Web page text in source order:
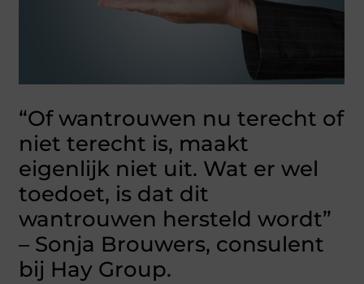
“Of wantrouwen nu terecht of
niet terecht is, maakt
eigenlijk niet uit. Wat er wel
toedoet, is dat dit
wantrouwen hersteld wordt”
– Sonja Brouwers, consulent
bij Hay Group.